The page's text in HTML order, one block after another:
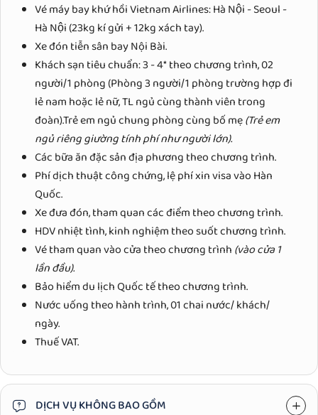
Vé máy bay khứ hồi Vietnam Airlines: Hà Nội - Seoul -
Hà Nội (23kg kí gửi + 12kg xách tay).
Xe đón tiễn sân bay Nội Bài.
Khách sạn tiêu chuẩn: 3 - 4* theo chương trình, 02
người/1 phòng (Phòng 3 người/1 phòng trường hợp đi
lẻ nam hoặc lẻ nữ, TL ngủ cùng thành viên trong
đoàn).Trẻ em ngủ chung phòng cùng bố mẹ(Trẻ em
ngủ riêng giường tính phí như người lớn).
Các bữa ăn đặc sản địa phương theo chương trình.
Phí dịch thuật công chứng, lệ phí xin visa vào Hàn
Quốc.
Xe đưa đón, tham quan các điểm theo chương trình.
HDV nhiệt tình, kinh nghiệm theo suốt chương trình.
Vé tham quan vào cửa theo chương trình (vào cửa 1
lần đầu).
Bảo hiểm du lịch Quốc tế theo chương trình.
Nước uống theo hành trình, 01 chai nước/ khách/
ngày.
Thuế VAT.
DỊCH VỤ KHÔNG BAO GỒM